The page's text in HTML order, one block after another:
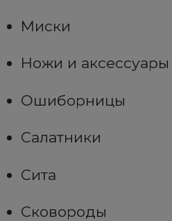
Миски
Ножи и аксессуары
Ошиборницы
Салатники
Сита
Сковороды